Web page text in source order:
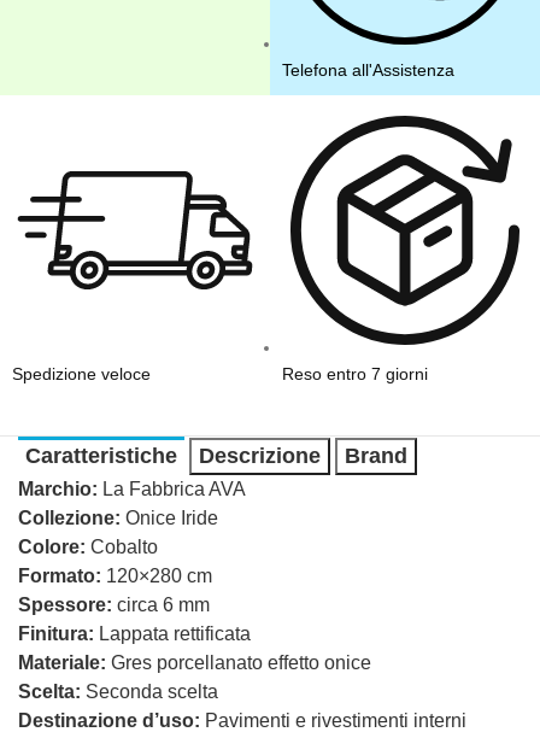
Telefona all'Assistenza
Spedizione veloce Reso entro 7 giorni
Caratteristiche Descrizione Brand
Marchio: La Fabbrica AVA
Collezione: Onice Iride
Colore: Cobalto
Formato: 120×280 cm
Spessore: circa 6 mm
Finitura: Lappata rettificata
Materiale: Gres porcellanato effetto onice
Scelta: Seconda scelta
Destinazione d’uso: Pavimenti e rivestimenti interni